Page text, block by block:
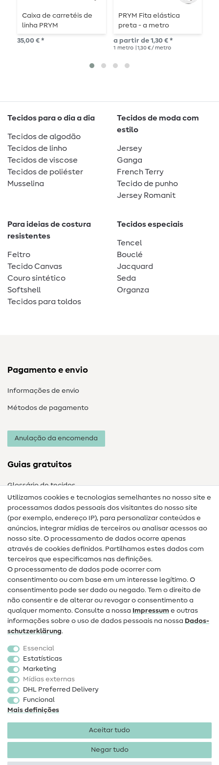
Caixa de carretéis de
linha PRYM
35,00 € *
PRYM Fita elástica
preta - a metro
a partir de 1,30 € *
1 metro | 1,30 € / metro
Tecidos para o dia a dia
Tecidos de algodão
Tecidos de linho
Tecidos de viscose
Tecidos de poliéster
Musselina
Tecidos de moda com
estilo
Jersey
Ganga
French Terry
Tecido de punho
Jersey Romanit
Para ideias de costura
resistentes
Feltro
Tecido Canvas
Couro sintético
Softshell
Tecidos para toldos
Tecidos especiais
Tencel
Bouclé
Jacquard
Seda
Organza
Pagamento e envio
Informações de envio
Métodos de pagamento
Anulação da encomenda
Guias gratuitos
Glossário de tecidos
Guias de costura
Ajuda e contacto
Contacto
Mudança de proprietário
Perguntas frequentes (FAQ)
Direito de cancelamento
Popular
Tecidos
Acessórios de costura
Promoção
Utilizamos cookies e tecnologias semelhantes no nosso site e
processamos dados pessoais dos visitantes do nosso site
(por exemplo, endereço IP), para personalizar conteúdos e
anúncios, integrar mídias de terceiros ou analisar acessos ao
nosso site. O processamento de dados ocorre apenas
através de cookies definidos. Partilhamos estes dados com
terceiros que especificamos nas definições.
O processamento de dados pode ocorrer com
consentimento ou com base em um interesse legítimo. O
consentimento pode ser dado ou negado. Tem o direito de
não consentir e de alterar ou revogar o consentimento a
qualquer momento. Consulte a nossa Impressum e outras
informações sobre o uso de dados pessoais na nossa Dados­
schutz­erklärung.
Essencial
Estatísticas
Marketing
Mídias externas
DHL Preferred Delivery
Funcional
Mais definições
Aceitar tudo
Negar tudo
Proteção de dados
condições
Direito de rescisão